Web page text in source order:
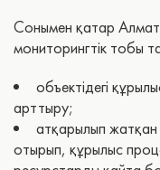
Сонымен қатар
мониторингтік тобы
объектідегі
арттыру;
атқарылып жатқан
отырып, құрылыс